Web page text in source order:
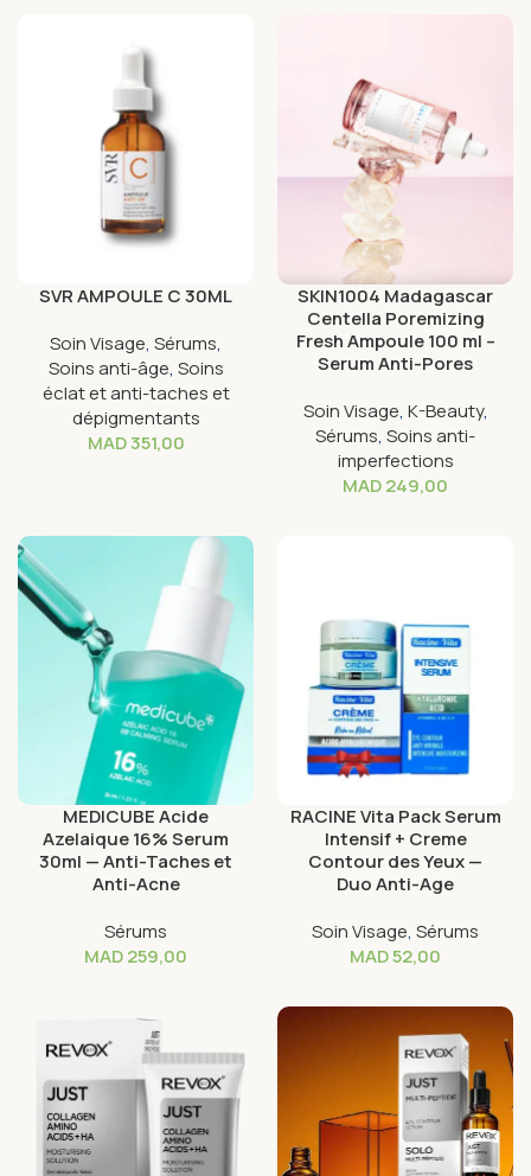
SVR AMPOULE C 30ML
Soin Visage, Sérums,
Soins anti-âge, Soins
éclat et anti-taches et
dépigmentants
MAD351,00
SKIN1004 Madagascar
Centella Poremizing
Fresh Ampoule 100 ml –
Serum Anti-Pores
Soin Visage, K-Beauty,
Sérums, Soins anti-
imperfections
MAD249,00
MEDICUBE Acide
Azelaique 16% Serum
30ml — Anti-Taches et
Anti-Acne
Sérums
MAD259,00
RACINE Vita Pack Serum
Intensif + Creme
Contour des Yeux —
Duo Anti-Age
Soin Visage, Sérums
MAD52,00